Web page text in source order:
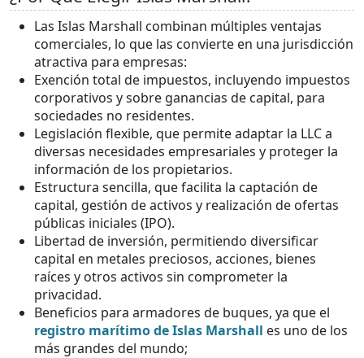
Las Islas Marshall combinan múltiples ventajas
comerciales, lo que las convierte en una jurisdicción
atractiva para empresas:
Exención total de impuestos, incluyendo impuestos
corporativos y sobre ganancias de capital, para
sociedades no residentes.
Legislación flexible, que permite adaptar la LLC a
diversas necesidades empresariales y proteger la
información de los propietarios.
Estructura sencilla, que facilita la captación de
capital, gestión de activos y realización de ofertas
públicas iniciales (IPO).
Libertad de inversión, permitiendo diversificar
capital en metales preciosos, acciones, bienes
raíces y otros activos sin comprometer la
privacidad.
Beneficios para armadores de buques, ya que el
registro marítimo de Islas Marshall es uno de los
más grandes del mundo;